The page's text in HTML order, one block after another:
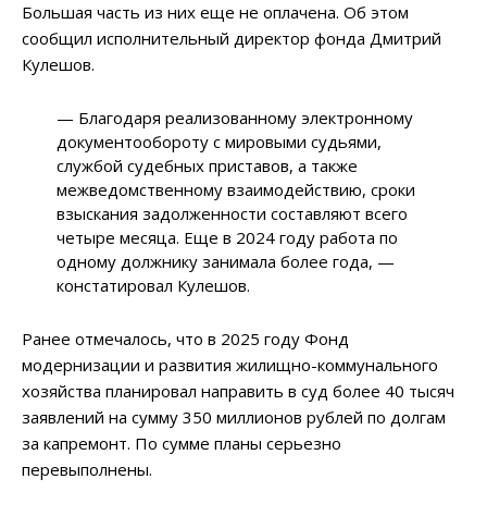
Большая часть из них еще не оплачена. Об этом
сообщил исполнительный директор фонда Дмитрий
Кулешов.
— Благодаря реализованному электронному
документообороту с мировыми судьями,
службой судебных приставов, а также
межведомственному взаимодействию, сроки
взыскания задолженности составляют всего
четыре месяца. Еще в 2024 году работа по
одному должнику занимала более года, —
констатировал Кулешов.
Ранее отмечалось, что в 2025 году Фонд
модернизации и развития жилищно-коммунального
хозяйства планировал направить в суд более 40 тысяч
заявлений на сумму 350 миллионов рублей по долгам
за капремонт. По сумме планы серьезно
перевыполнены.